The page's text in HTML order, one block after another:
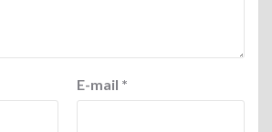
E-mail *